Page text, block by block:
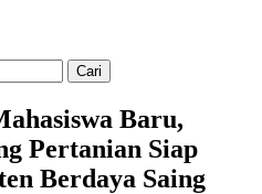
Baru,
Pertanian Siap
Berdaya Saing